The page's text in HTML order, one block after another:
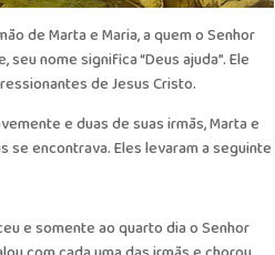
de Marta e Maria, a quem o Senhor
nome significa “Deus ajuda”. Ele
de Jesus Cristo.
e duas de suas irmãs, Marta e
se encontrava. Eles levaram a seguinte
e somente ao quarto dia o Senhor